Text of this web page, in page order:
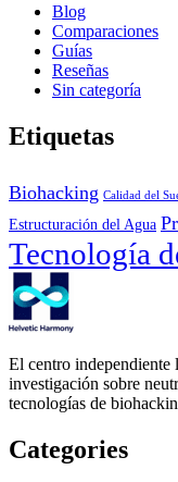
Blog
Comparaciones
Guías
Reseñas
Sin categoría
Etiquetas
Biohacking Calidad del
Estructuración del Agua
Tecnología
El centro independiente
investigación sobre
tecnologías de
Categories